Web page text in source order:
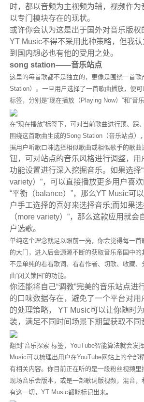
时，都以音频为主视频为辅，视频作
以专门模块存在的现状。
或许你会认为这是出于国外对音乐版权
YT Music不得不采用此种策略，但我
到国内想必也有他的受用之处。
song station——音乐站点
这里的每首歌都不是独立的，更像是围绕一首
Station）。一旦用户选择了一首歌曲播放，便
标签，分别是“现在播放（Playing Now）”和“音
在“现在播放”标签下，可对当前歌曲进行顶、踩
围绕这首歌曲生成的Song Station（音乐站点）
据用户听歌口味选择相似歌曲或相似歌手的歌曲
钮，可对站点的音乐风格进行调整，用
功能设置进行深入挖掘音乐。如果选择
variety）”，可以直接播放更多用户喜
“平衡（balance）”，那么YT Music可
户手工选择的喜好来选择音乐;而如果选
（more variety）”，那么这款应用就会
户选歌。
单纯这个理念就足以眼前一亮，你会觉得每一首
的大门，进入后会源源不断的获取音乐帝国中
不是单纯的看看歌词、看看作者、切歌、收藏
曲“闭关锁国”的功能。
你还能将自己“调教”完美的音乐站点进
的口味数据存在，避免了一个平台对用
的处理策略， YT Music可以让你随时
装，满足不同时间场景下期望获取不同
翻到“音乐探索”标签，YouTube智能算法就会发
Music可以梳理出用户在YouTube网站上的全部
有相关内容。你目前正在听的是一段粉丝视频
现场音乐会版本，或是一部歌词版视频，混音
有这一切，YT Music都能标记出来。